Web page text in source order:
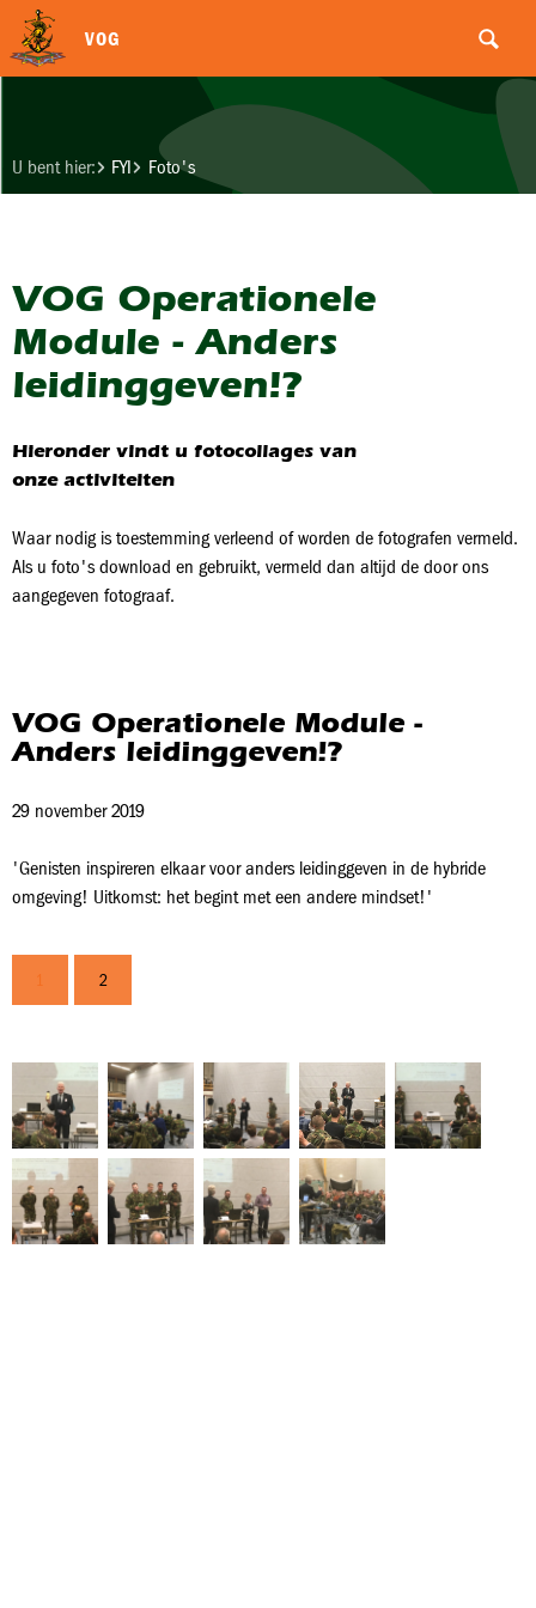
VOG
U bent hier: FYI Foto's
VOG Operationele
Module - Anders
leidinggeven!?
Hieronder vindt u fotocollages van
onze activiteiten
Waar nodig is toestemming verleend of worden de fotografen vermeld.
Als u foto's download en gebruikt, vermeld dan altijd de door ons
aangegeven fotograaf.
VOG Operationele Module -
Anders leidinggeven!?
29 november 2019
'Genisten inspireren elkaar voor anders leidinggeven in de hybride
omgeving! Uitkomst: het begint met een andere mindset!'
1 2